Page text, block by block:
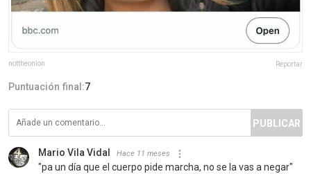
nottheonion Reportar
Puntuación final:7
PUBLICAR
Mario Vila Vidal Hace 11 meses
"pa un día que el cuerpo pide marcha, no se la vas a negar"